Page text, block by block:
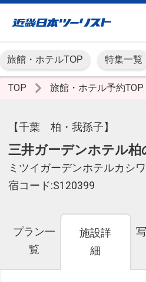
旅館・ホテルTOP 特集一覧
TOP 旅館・ホテル予約TOP
【千葉 柏・我孫子】
三井ガーデンホテル柏
ミツイガーデンホテルカシ
宿コード:S120399
プラン一
覧
施設詳
細